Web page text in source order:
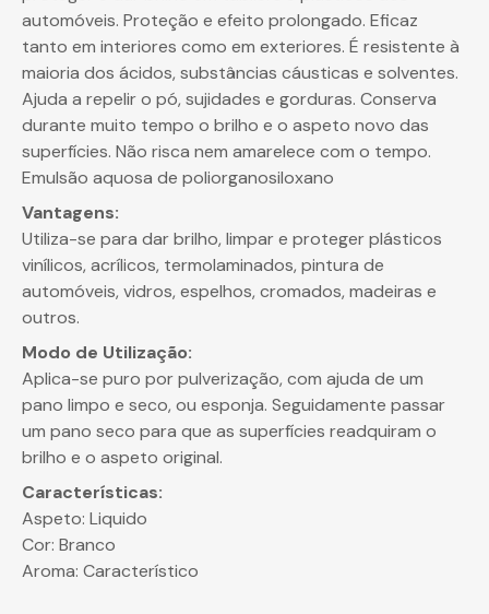
automóveis. Proteção e efeito prolongado. Eficaz
tanto em interiores como em exteriores. É resistente à
maioria dos ácidos, substâncias cáusticas e solventes.
Ajuda a repelir o pó, sujidades e gorduras. Conserva
durante muito tempo o brilho e o aspeto novo das
superfícies. Não risca nem amarelece com o tempo.
Emulsão aquosa de poliorganosiloxano
Vantagens:
Utiliza-se para dar brilho, limpar e proteger plásticos
vinílicos, acrílicos, termolaminados, pintura de
automóveis, vidros, espelhos, cromados, madeiras e
outros.
Modo de Utilização:
Aplica-se puro por pulverização, com ajuda de um
pano limpo e seco, ou esponja. Seguidamente passar
um pano seco para que as superfícies readquiram o
brilho e o aspeto original.
Características:
Aspeto: Liquido
Cor: Branco
Aroma: Característico